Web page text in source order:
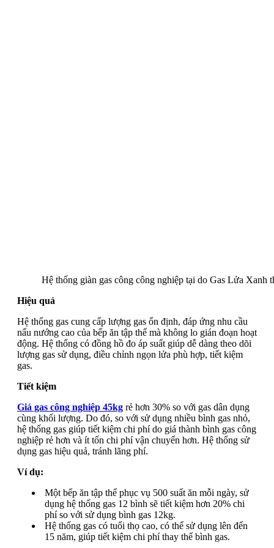
Hệ thống giàn gas công công nghiệp tại do Gas Lửa Xanh
Hiệu quả
Hệ thống gas cung cấp lượng gas ổn định, đáp ứng nhu cầu
nấu nướng cao của bếp ăn tập thể mà không lo gián đoạn hoạt
động. Hệ thống có đồng hồ đo áp suất giúp dễ dàng theo dõi
lượng gas sử dụng, điều chỉnh ngọn lửa phù hợp, tiết kiệm
gas.
Tiết kiệm
Giá gas công nghiệp 45kg rẻ hơn 30% so với gas dân dụng
cùng khối lượng. Do đó, so với sử dụng nhiều bình gas nhỏ,
hệ thống gas giúp tiết kiệm chi phí do giá thành bình gas công
nghiệp rẻ hơn và ít tốn chi phí vận chuyển hơn. Hệ thống sử
dụng gas hiệu quả, tránh lãng phí.
Ví dụ:
Một bếp ăn tập thể phục vụ 500 suất ăn mỗi ngày, sử
dụng hệ thống gas 12 bình sẽ tiết kiệm hơn 20% chi
phí so với sử dụng bình gas 12kg.
Hệ thống gas có tuổi thọ cao, có thể sử dụng lên đến
15 năm, giúp tiết kiệm chi phí thay thế bình gas.